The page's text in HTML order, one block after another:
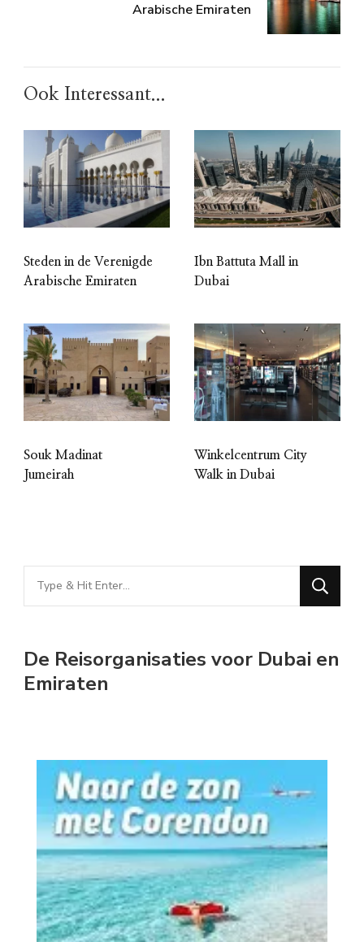
Arabische Emiraten
Ook Interessant...
Steden in de Verenigde
Arabische Emiraten
Ibn Battuta Mall in
Dubai
Souk Madinat
Jumeirah
Winkelcentrum City
Walk in Dubai
Looking
for
De Reisorganisaties voor Dubai en
Emiraten